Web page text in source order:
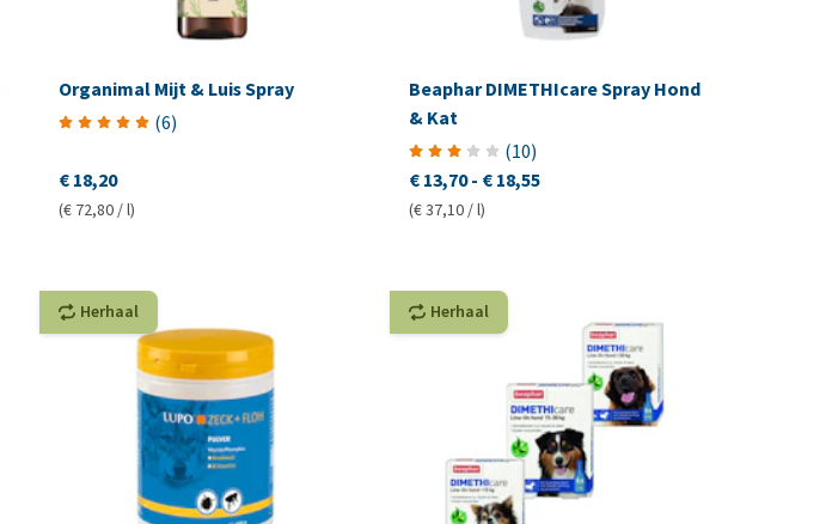
Organimal Mijt & Luis Spray
(6)
€ 18,20
(€ 72,80 / l)
Beaphar DIMETHIcare Spray Hond
& Kat
(10)
€ 13,70- € 18,55
(€ 37,10 / l)
Herhaal Herhaal